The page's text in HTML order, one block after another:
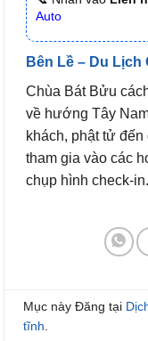
Auto
Bên Lề – Du Lịch
Chùa Bát Bửu
về hướng Tây
khách, phật tử
tham gia vào các
chụp hình check-in.
Mục này Đăng tại
tĩnh